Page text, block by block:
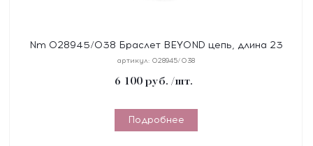
Nm 028945/038 Браслет BEYOND цепь, длина 23
см, сталь, покрытие черное PVD
артикул: 028945/038
6 100 руб. /шт.
Подробнее